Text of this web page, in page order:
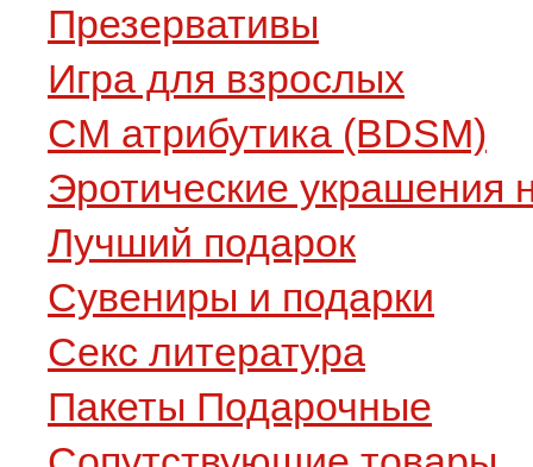
Презервативы
Игра для взрослых
СМ атрибутика (BDSM)
Эротические украшения
Лучший подарок
Сувениры и подарки
Секс литература
Пакеты Подарочные